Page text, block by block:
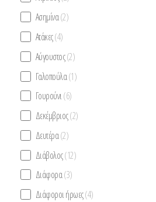
Ασημίνα(2)
Ατάκες(4)
Αύγουστος(2)
Γαλοπούλα(1)
Γουρούνι(6)
Δεκέμβριος(2)
Δευτέρα(2)
Διάβολος(12)
Διάφορα(3)
Διάφοροι ήρωες(4)